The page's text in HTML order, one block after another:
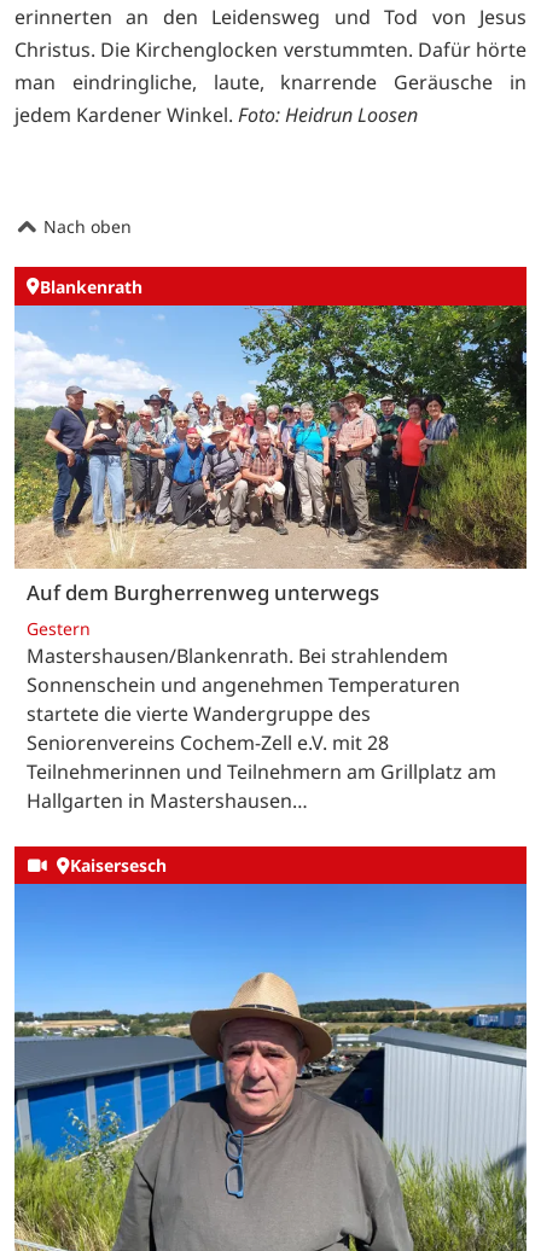
erinnerten an den Leidensweg und Tod von Jesus
Christus. Die Kirchenglocken verstummten. Dafür hörte
man eindringliche, laute, knarrende Geräusche in
jedem Kardener Winkel. Foto: Heidrun Loosen
Nach oben
Blankenrath
Auf dem Burgherrenweg unterwegs
Gestern
Mastershausen/Blankenrath. Bei strahlendem
Sonnenschein und angenehmen Temperaturen
startete die vierte Wandergruppe des
Seniorenvereins Cochem-Zell e.V. mit 28
Teilnehmerinnen und Teilnehmern am Grillplatz am
Hallgarten in Mastershausen…
Kaisersesch